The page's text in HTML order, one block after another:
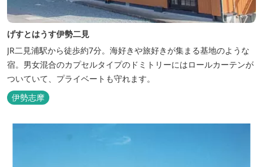
げすとはうす伊勢二見
JR二見浦駅から徒歩約7分。海好きや旅好きが集まる基地のような
宿。男女混合のカプセルタイプのドミトリーにはロールカーテンが
ついていて、プライベートも守れます。
伊勢志摩